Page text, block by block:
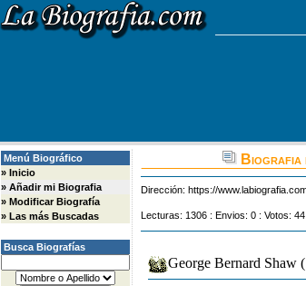
Menú Biográfico
» Inicio
» Añadir mi Biografia
» Modificar Biografía
» Las más Buscadas
Busca Biografías
Biografia
Dirección: https://
Lecturas: 1306 : Envios: 0 : Votos:
George Bernard Shaw